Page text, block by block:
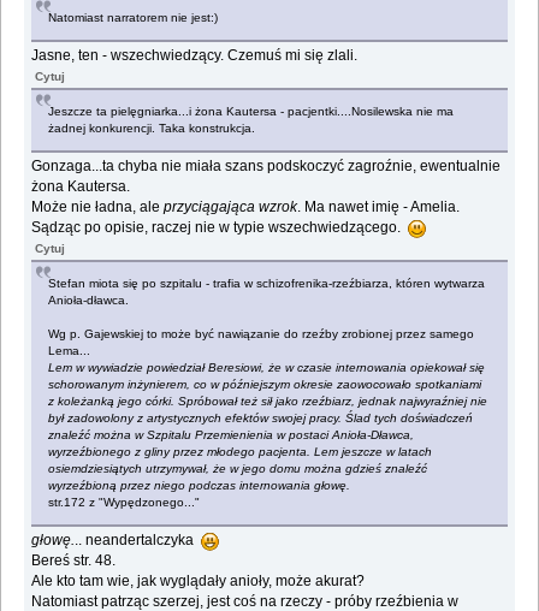
Natomiast narratorem nie jest:)
Jasne, ten - wszechwiedzący. Czemuś mi się zlali.
Cytuj
Jeszcze ta pielęgniarka...i żona Kautersa - pacjentki....Nosilewska nie ma
żadnej konkurencji. Taka konstrukcja.
Gonzaga...ta chyba nie miała szans podskoczyć zagroźnie, ewentualnie
żona Kautersa.
Może nie ładna, aleprzyciągająca wzrok. Ma nawet imię - Amelia.
Sądząc po opisie, raczej nie w typie wszechwiedzącego.
Cytuj
Stefan miota się po szpitalu - trafia w schizofrenika-rzeźbiarza, któren wytwarza
Anioła-dławca.
Wg p. Gajewskiej to może być nawiązanie do rzeźby zrobionej przez samego
Lema...
Lem w wywiadzie powiedział Beresiowi, że w czasie internowania opiekował się
schorowanym inżynierem, co w późniejszym okresie zaowocowało spotkaniami
z koleżanką jego córki. Spróbował też sił jako rzeźbiarz, jednak najwyraźniej nie
był zadowolony z artystycznych efektów swojej pracy. Ślad tych doświadczeń
znaleźć można w Szpitalu Przemienienia w postaci Anioła-Dławca,
wyrzeźbionego z gliny przez młodego pacjenta. Lem jeszcze w latach
osiemdziesiątych utrzymywał, że w jego domu można gdzieś znaleźć
wyrzeźbioną przez niego podczas internowania głowę.
str.172 z "Wypędzonego..."
głowę.
.. neandertalczyka
Bereś str. 48.
Ale kto tam wie, jak wyglądały anioły, może akurat?
Natomiast patrząc szerzej, jest coś na rzeczy - próby rzeźbienia w